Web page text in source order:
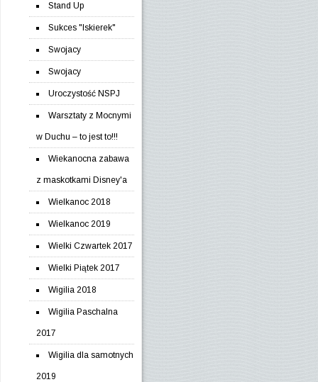
Stand Up
Sukces "Iskierek"
Swojacy
Swojacy
Uroczystość NSPJ
Warsztaty z Mocnymi
w Duchu – to jest to!!!
Wiekanocna zabawa
z maskotkami Disney'a
Wielkanoc 2018
Wielkanoc 2019
Wielki Czwartek 2017
Wielki Piątek 2017
Wigilia 2018
Wigilia Paschalna
2017
Wigilia dla samotnych
2019